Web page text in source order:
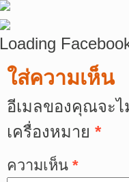
Loading
ใส่ความเห็น
อีเมลของคุณจะ
เครื่องหมาย *
ความเห็น *